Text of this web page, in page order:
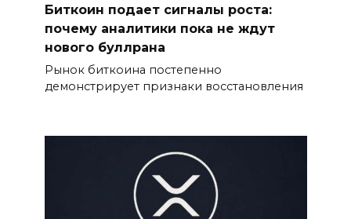
Биткоин подает сигналы роста:
почему аналитики пока не ждут
нового буллрана
Рынок биткоина постепенно
демонстрирует признаки восстановления